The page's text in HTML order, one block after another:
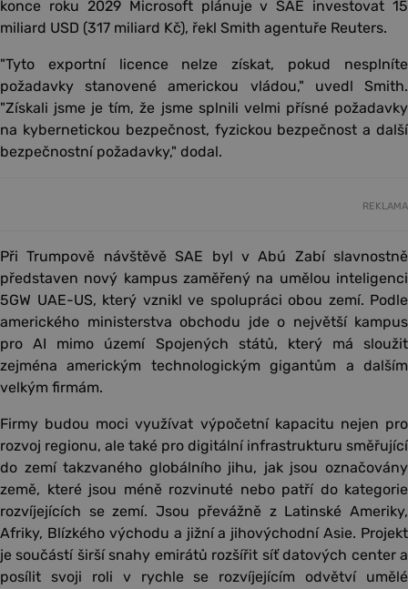
konce roku 2029 Microsoft plánuje v SAE investovat 15
miliard USD (317 miliard Kč), řekl Smith agentuře Reuters.
"Tyto exportní licence nelze získat, pokud nesplníte
požadavky stanovené americkou vládou," uvedl Smith.
"Získali jsme je tím, že jsme splnili velmi přísné požadavky
na kybernetickou bezpečnost, fyzickou bezpečnost a další
bezpečnostní požadavky," dodal.
REKLAMA
Při Trumpově návštěvě SAE byl v Abú Zabí slavnostně
představen nový kampus zaměřený na umělou inteligenci
5GW UAE-US, který vznikl ve spolupráci obou zemí. Podle
amerického ministerstva obchodu jde o největší kampus
pro AI mimo území Spojených států, který má sloužit
zejména americkým technologickým gigantům a dalším
velkým firmám.
Firmy budou moci využívat výpočetní kapacitu nejen pro
rozvoj regionu, ale také pro digitální infrastrukturu směřující
do zemí takzvaného globálního jihu, jak jsou označovány
země, které jsou méně rozvinuté nebo patří do kategorie
rozvíjejících se zemí. Jsou převážně z Latinské Ameriky,
Afriky, Blízkého východu a jižní a jihovýchodní Asie. Projekt
je součástí širší snahy emirátů rozšířit síť datových center a
posílit svoji roli v rychle se rozvíjejícím odvětví umělé